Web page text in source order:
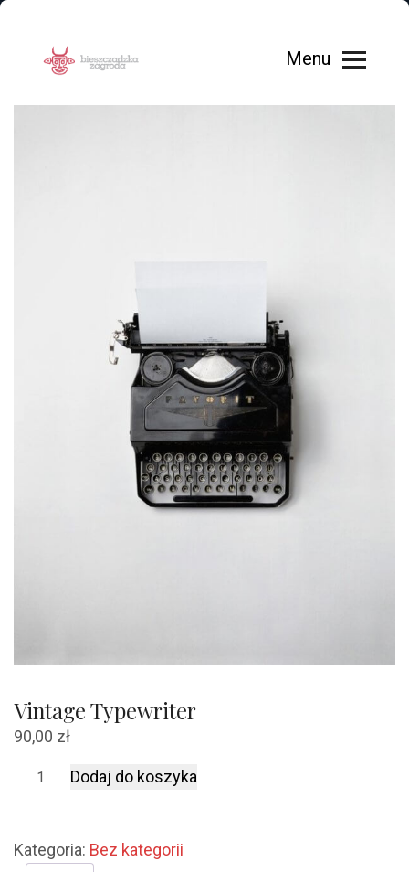
Vintage Typewriter
90,00 zł
ilość
Dodaj do koszyka
Kategoria: Bez kategorii